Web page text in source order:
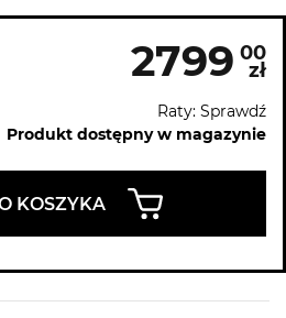
2799 00
zł
Raty: Sprawdź
Produkt dostępny w magazynie
KOSZYKA